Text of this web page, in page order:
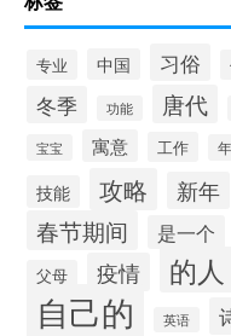
专业 中国 习俗
冬季 功能 唐代
宝宝 寓意 工作
技能 攻略 新年
春节期间 是一个
父母 疫情 的人
自己的 英语